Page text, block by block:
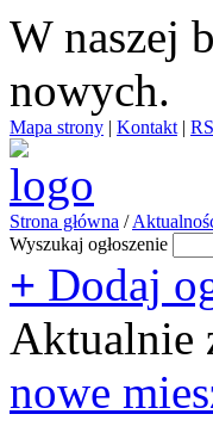
W naszej
nowych.
Mapa strony | Kontakt |
Strona główna /
Wyszukaj ogłoszenie
+ Dodaj
Aktualnie
nowe